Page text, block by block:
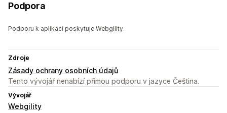
Podpora
Podporu k aplikaci poskytuje Webgility.
Zdroje
Zásady ochrany osobních údajů
Tento vývojář nenabízí přímou podporu v jazyce Čeština.
Vývojář
Webgility